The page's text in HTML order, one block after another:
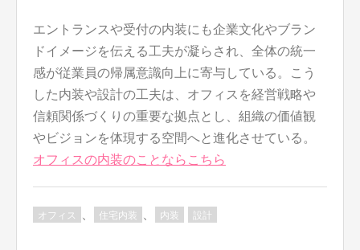
エントランスや受付の内装にも企業文化やブラン
ドイメージを伝える工夫が凝らされ、全体の統一
感が従業員の帰属意識向上に寄与している。こう
した内装や設計の工夫は、オフィスを経営戦略や
信頼関係づくりの重要な拠点とし、組織の価値観
やビジョンを体現する空間へと進化させている。
オフィスの内装のことならこちら
オフィス 住宅内装 内装 設計